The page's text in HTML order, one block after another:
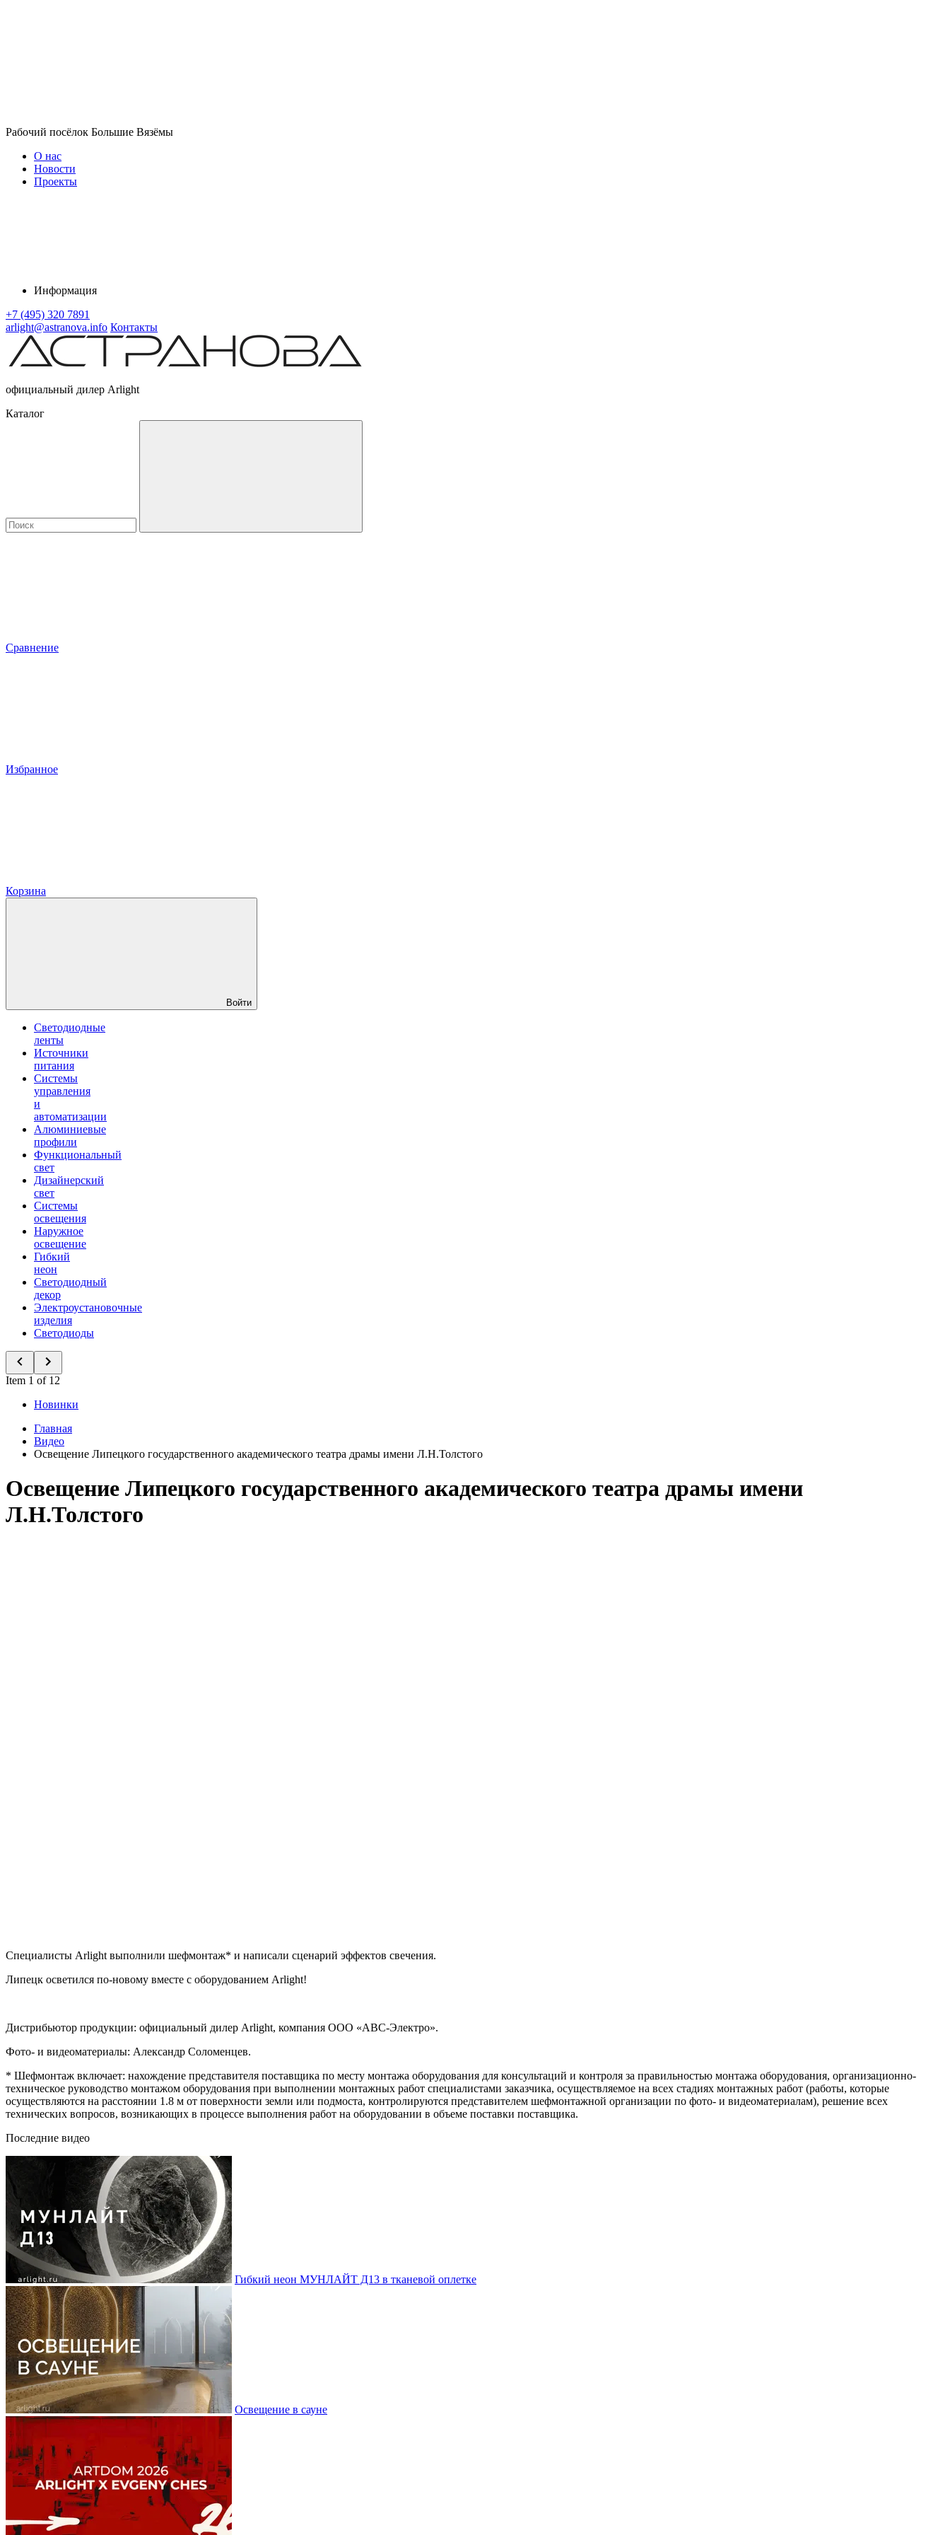
Рабочий посёлок Большие Вязёмы
О нас
Новости
Проекты
Информация
+7 (495) 320 7891
arlight@astranova.info Контакты
официальный дилер Arlight
Каталог
Сравнение
Избранное
Корзина
Войти
Светодиодные
ленты
Источники
питания
Системы
управления
и
автоматизации
Алюминиевые
профили
Функциональный
свет
Дизайнерский
свет
Системы
освещения
Наружное
освещение
Гибкий
неон
Светодиодный
декор
Электроустановочные
изделия
Светодиоды
Item 1 of 12
Новинки
Главная
Видео
Освещение Липецкого государственного академического театра драмы имени Л.Н.Толстого
Освещение Липецкого государственного академического театра драмы имени
Л.Н.Толстого
Специалисты Arlight выполнили шефмонтаж* и написали сценарий эффектов свечения.
Липецк осветился по-новому вместе с оборудованием Arlight!
Дистрибьютор продукции: официальный дилер Arlight, компания ООО «АВС-Электро».
Фото- и видеоматериалы: Александр Соломенцев.
* Шефмонтаж включает: нахождение представителя поставщика по месту монтажа оборудования для консультаций и контроля за правильностью монтажа оборудования, организационно-
техническое руководство монтажом оборудования при выполнении монтажных работ специалистами заказчика, осуществляемое на всех стадиях монтажных работ (работы, которые
осуществляются на расстоянии 1.8 м от поверхности земли или подмоста, контролируются представителем шефмонтажной организации по фото- и видеоматериалам), решение всех
технических вопросов, возникающих в процессе выполнения работ на оборудовании в объеме поставки поставщика.
Последние видео
Гибкий неон МУНЛАЙТ Д13 в тканевой оплетке
Освещение в сауне